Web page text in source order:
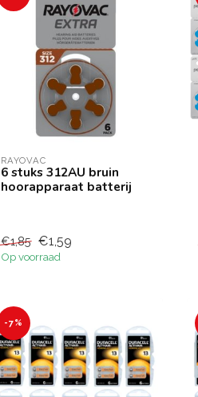
RAYOVAC
6 stuks 312AU bruin
hoorapparaat batterij
€1,85 €1,59
Op voorraad
-7%